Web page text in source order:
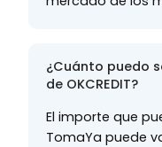
¿Cuánto puedo
de OKCREDIT?
El importe que
TomaYa puede